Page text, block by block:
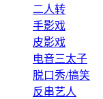
二人转
手影戏
皮影戏
电音三太子
脱口秀/搞笑
反串艺人